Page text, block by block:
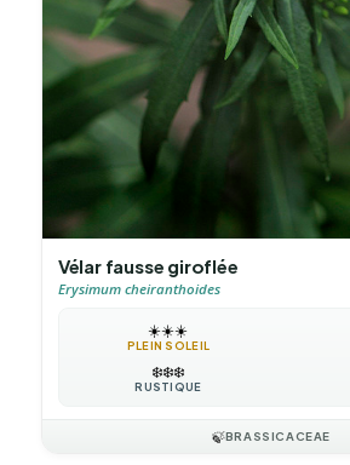
Vélar fausse giroflée
Erysimum cheiranthoides
☀️☀️☀️
PLEIN SOLEIL
❄️❄️❄️
RUSTIQUE
🍃BRASSICACEAE